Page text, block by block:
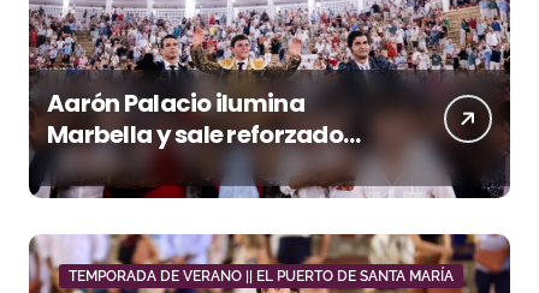
Aarón Palacio ilumina
Marbella y sale reforzado
junto a Manzanares y
Morante
TEMPORADA DE VERANO || EL PUERTO DE SANTA MARÍA